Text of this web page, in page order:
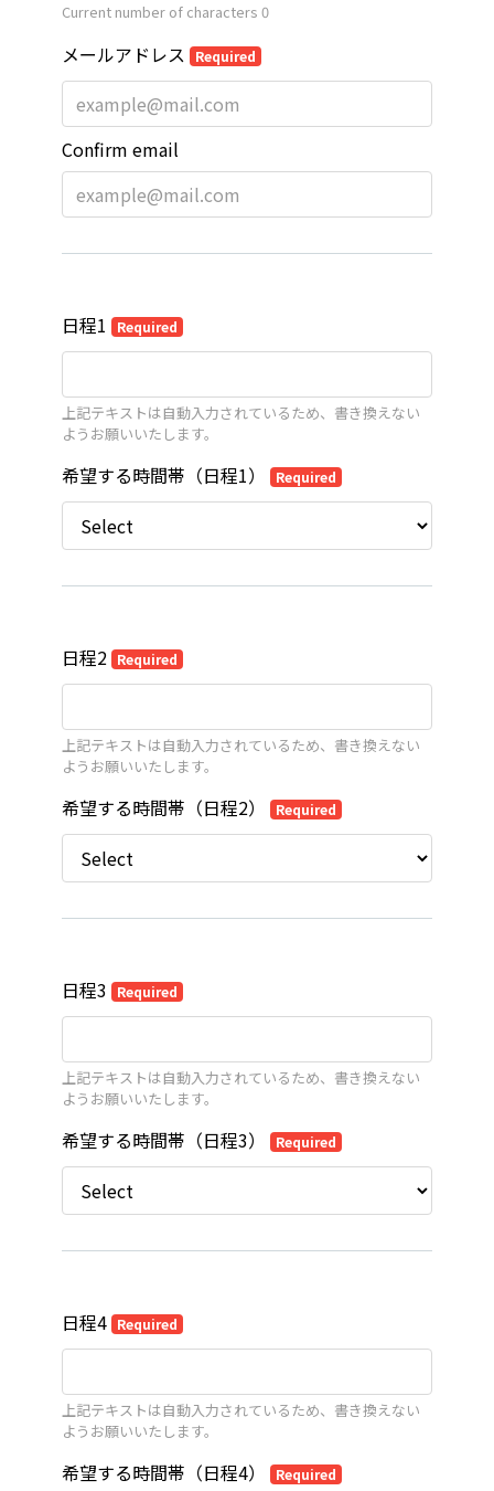
Current number of characters 0
メールアドレス Required
Confirm email
日程1 Required
上記テキストは自動入力されているため、書き換えない
ようお願いいたします。
希望する時間帯（日程1） Required
日程2 Required
上記テキストは自動入力されているため、書き換えない
ようお願いいたします。
希望する時間帯（日程2） Required
日程3 Required
上記テキストは自動入力されているため、書き換えない
ようお願いいたします。
希望する時間帯（日程3） Required
日程4 Required
上記テキストは自動入力されているため、書き換えない
ようお願いいたします。
希望する時間帯（日程4） Required